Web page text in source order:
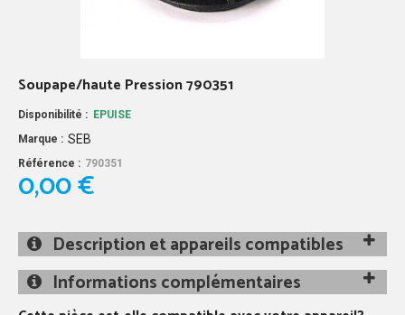
Soupape/haute Pression 790351
Disponibilité :
EPUISE
Marque : SEB
Référence : 790351
0,00 €
Description et appareils compatibles
Informations complémentaires